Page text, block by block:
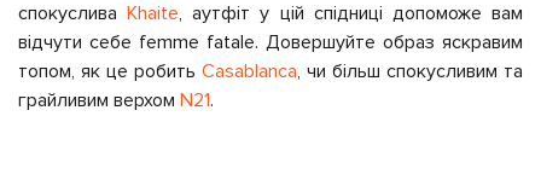
спокусливаKhaite, аутфіт у цій спідниці допоможе вам
відчути себе femme fatale. Довершуйте образ яскравим
топом, як це робить Casablanca, чи більш спокусливим та
грайливим верхом N21.